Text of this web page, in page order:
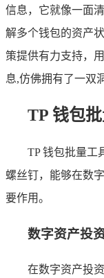
信息，它就像一面
解多个钱包的资产
策提供有力支持，
息,仿佛拥有了一双
TP 钱包
TP 钱包批量工
螺丝钉，能够在数
要作用。
数字资产投
在数字资产投